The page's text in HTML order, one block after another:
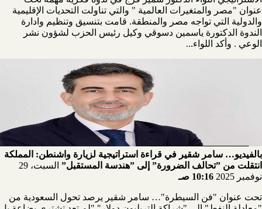
عنوان "مصر والمتغيرات العالمية " والتي تناولت التحديات الإقليمية
والدولية التي تواجه مصر والمنطقة. قامت بتنسيق وتنظيم وادارة
الندوة الدكتورة ياسمين دسوقي وكيل رئيس الحزب لشؤون نشر
الوعي . وأكد اللواء...
بالفيديو… سامر شقير في قراءة استراتيجية لزيارة واشنطن: المملكة
انتقلت من ”تحالف الضرورة” إلى ”هندسة المستقبل”
السبت، 29
نوفمبر 2025
10:16 صـ
تحت عنوان "فن السيطرة"… سامر شقير يرصد تحول السعودية من